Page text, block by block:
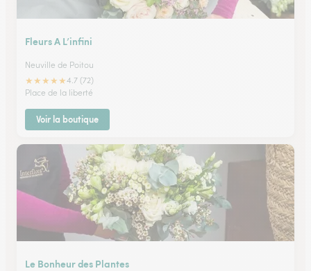
Fleurs A L’infini
Neuville de Poitou
★★★★★4.7 (72)
Place de la liberté
Voir la boutique
Le Bonheur des Plantes